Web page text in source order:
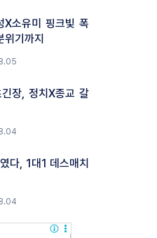
X소유미 핑크빛 폭
위기까지
장, 정치X종교 갈
다, 1대1 데스매치